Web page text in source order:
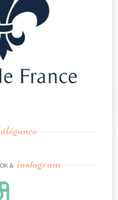
& instagram